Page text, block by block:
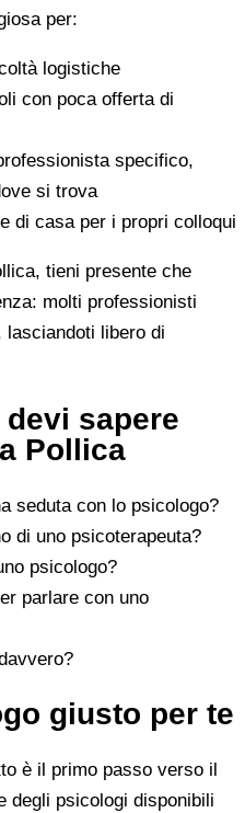
per:
logistiche
con poca offerta di
specifico,
si trova
di casa per i propri colloqui
tieni presente che
molti professionisti
lasciandoti libero di
sapere
Pollica
seduta con lo psicologo?
di uno psicoterapeuta?
psicologo?
parlare con uno
giusto per te
è il primo passo verso il
degli psicologi disponibili